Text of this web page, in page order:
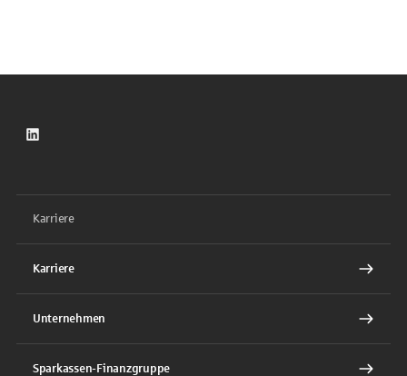
LinkedIn
Karriere
Karriere
Unternehmen
Sparkassen-Finanzgruppe